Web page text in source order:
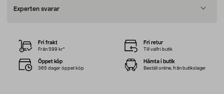
Experten svarar
Fri frakt
Från 599 kr*
Fri retur
Till valfri butik
Öppet köp
365 dagar öppet köp
Hämta i butik
Beställ online, från butikslager